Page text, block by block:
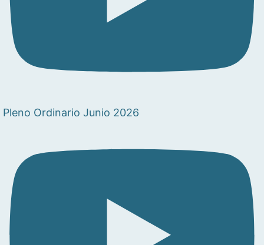
Pleno Ordinario Junio 2026